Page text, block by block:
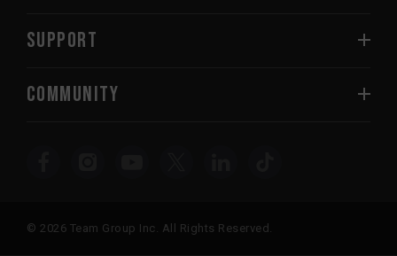
SUPPORT
COMMUNITY
© 2026 Team Group Inc. All Rights Reserved.